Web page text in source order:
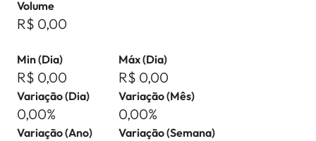
Volume
R$ 0,00
Min (Dia)
R$ 0,00
Máx (Dia)
R$ 0,00
Variação (Dia)
0,00%
Variação (Mês)
0,00%
Variação (Ano) Variação (Semana)